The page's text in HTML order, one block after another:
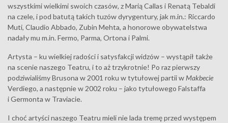
wszystkimi wielkimi swoich czasów, z Marią Callas i Renatą Tebaldi
na czele, i pod batutą takich tuzów dyrygentury, jak m.in.: Riccardo
Muti, Claudio Abbado, Zubin Mehta, a honorowe obywatelstwa
nadały mu m.in. Fermo, Parma, Ortona i Palmi.
Artysta – ku wielkiej radości i satysfakcji widzów – wystąpił także
na scenie naszego Teatru, i to aż trzykrotnie! Po raz pierwszy
podziwialiśmy Brusona w 2001 roku w tytułowej partii w Makbecie
Verdiego, a następnie w 2002 roku – jako tytułowego Falstaffa
i Germonta w Traviacie.
I choć artyści naszego Teatru mieli nie lada tremę przed występem